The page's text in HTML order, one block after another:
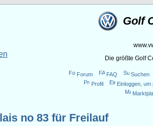
Golf
Die größte Golf
Forum FAQ
Suchen
Profil
Einloggen,
no 83 für Freilauf